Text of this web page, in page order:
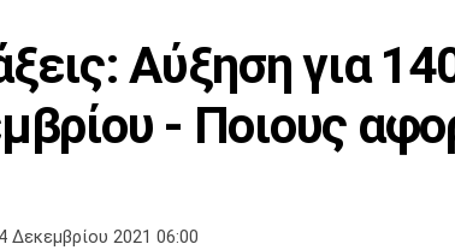
Αύξηση για
- Ποιους
Δεκεμβρίου 2021 06:00